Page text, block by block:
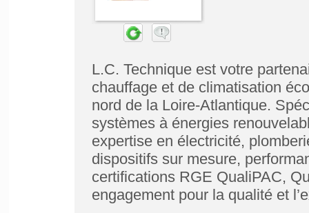
L.C. Technique est votre
chauffage et de climatisation
nord de la Loire-Atlantique.
systèmes à énergies
expertise en électricité,
dispositifs sur mesure,
certifications RGE QualiPAC,
engagement pour la qualité et